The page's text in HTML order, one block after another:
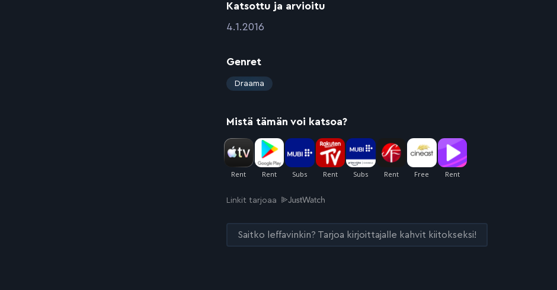
Katsottu ja arvioitu
:4.1.2016
Genret
:
Draama
Mistä tämän voi katsoa?
Linkit tarjoaa
Saitko leffavinkin? Tarjoa kirjoittajalle kahvit kiitokseksi!